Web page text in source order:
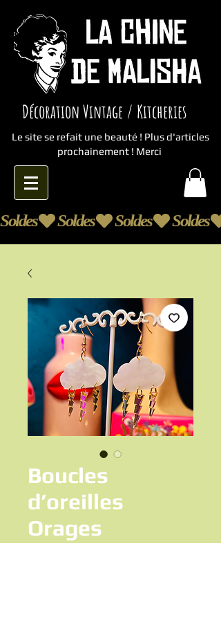
Décoration Vintage / Kitcheries
Le site se refait une beauté ! Plus d'articles
prochainement ! Merci
Soldes
Boucles
d’oreilles
Orages